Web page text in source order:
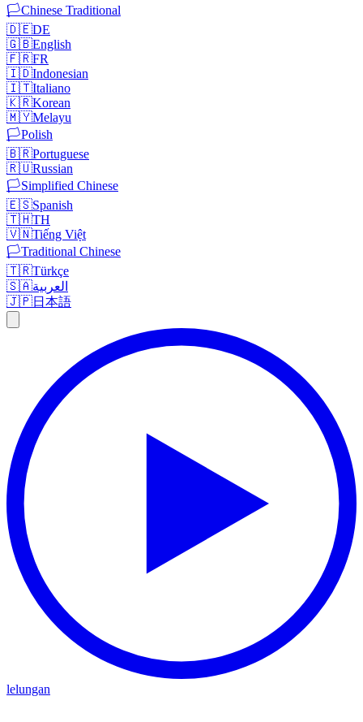
🏳️Chinese Traditional
🇩🇪DE
🇬🇧English
🇫🇷FR
🇮🇩Indonesian
🇮🇹Italiano
🇰🇷Korean
🇲🇾Melayu
🏳️Polish
🇧🇷Portuguese
🇷🇺Russian
🏳️Simplified Chinese
🇪🇸Spanish
🇹🇭TH
🇻🇳Tiếng Việt
🏳️Traditional Chinese
🇹🇷Türkçe
🇸🇦العربية
🇯🇵日本語
lelungan